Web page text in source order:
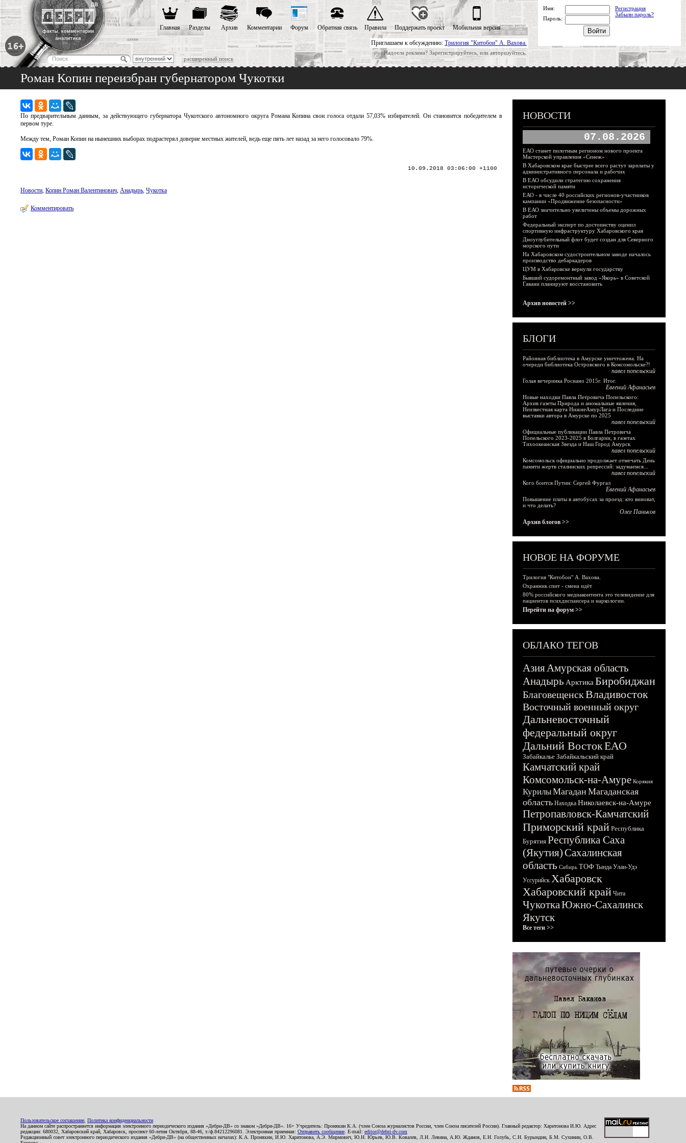
Приглашаем к обсуждению: Трилогия "Китобои" А. Вахова.
Надоела реклама? Зарегистрируйтесь, или авторизуйтесь.
расширенный поиск
Главная Разделы Архив Комментарии Форум Обратная связь Правила Поддержать проект Мобильная версия
Имя:
Регистрация
Забыли пароль?
Пароль:
Роман Копин переизбран губернатором Чукотки
По предварительным данным, за действующего губернатора Чукотского автономного округа Романа Копина свои голоса отдали 57,03% избирателей. Он становится победителем в
первом туре.
Между тем, Роман Копин на нынешних выборах подрастерял доверие местных жителей, ведь еще пять лет назад за него голосовало 79%.
10.09.2018 03:06:00 +1100
Новости, Копин Роман Валентинович, Анадырь, Чукотка
Комментировать
НОВОСТИ
07.08.2026
ЕАО станет пилотным регионом нового проекта
Мастерской управления «Сенеж»
В Хабаровском крае быстрее всего растут зарплаты у
административного персонала и рабочих
В ЕАО обсудили стратегию сохранения
исторической памяти
ЕАО - в числе 40 российских регионов-участников
кампании «Продвижение безопасности»
В ЕАО значительно увеличены объемы дорожных
работ
Федеральный эксперт по достоинству оценил
спортивную инфраструктуру Хабаровского края
Дноуглубительный флот будет создан для Северного
морского пути
На Хабаровском судостроительном заводе началось
производство дебаркадеров
ЦУМ в Хабаровске вернули государству
Бывший судоремонтный завод «Якорь» в Советской
Гавани планируют восстановить
Архив новостей >>
БЛОГИ
Районная библиотека в Амурске уничтожена. На
очереди библиотека Островского в Комсомольске?!
павел попельский
Голая вечеринка Роснано 2015г. Итог.
Евгений Афанасьев
Новые находки Павла Петровича Попельского:
Архив газеты Природа и аномальные явления,
Неизвестная карта НижнеАмурЛага и Последние
выставки автора в Амурске по 2025
павел попельский
Официальные публикации Павла Петровича
Попельского 2023-2025 в Болгарии, в газетах
Тихоокеанская Звезда и Наш Город Амурск
павел попельский
Комсомольск официально продолжает отмечать День
памяти жертв сталинских репрессий: задумаемся...
павел попельский
Кого боится Путин: Сергей Фургал
Евгений Афанасьев
Повышение платы в автобусах за проезд: кто виноват,
и что делать?
Олег Паньков
Архив блогов >>
НОВОЕ НА ФОРУМЕ
Трилогия "Китобои" А. Вахова.
Охранник спит - смена идёт
80% российского медиаконтента это телевидение для
пациентов психдиспансера и наркологии.
Перейти на форум >>
ОБЛАКО ТЕГОВ
АзияАмурская область
Анадырь Арктика Биробиджан
БлаговещенскВладивосток
Восточный военный округ
Дальневосточный
федеральный округ
Дальний ВостокЕАО
Забайкалье Забайкальский край
Камчатский край
Комсомольск-на-Амуре Корякия
КурилыМагадан Магаданская
область Находка Николаевск-на-Амуре
Петропавловск-Камчатский
Приморский край Республика
Бурятия Республика Саха
(Якутия)Сахалинская
область Сибирь ТОФ Тында Улан-Удэ
Уссурийск Хабаровск
Хабаровский край Чита
ЧукоткаЮжно-Сахалинск
Якутск
Все теги >>
Пользовательское соглашение Политика конфиденциальности
На данном сайте распространяется информация электронного периодического издания «Дебри-ДВ» со знаком «Дебри-ДВ». 16+ Учредитель: Пронякин К.А. (член Союза журналистов России, член Союза писателей России). Главный редактор: Харитонова И.Ю. Адрес
редакции: 680032, Хабаровский край, Хабаровск, проспект 60-летия Октября, 88-46, т./ф.84212296081. Электронная приемная: Отправить сообщение . E-mail: editor@debri-dv.com
Редакционный совет электронного периодического издания «Дебри-ДВ» (на общественных началах): К.А. Пронякин, И.Ю. Харитонова, А.Э. Мирмович, Ю.Н. Юрьев, Ю.В. Ковалев, Л.Н. Левина, А.Ю. Жданов, Е.Н. Голубь, С.Н. Бурындин, Б.М. Сухинин, О.В.